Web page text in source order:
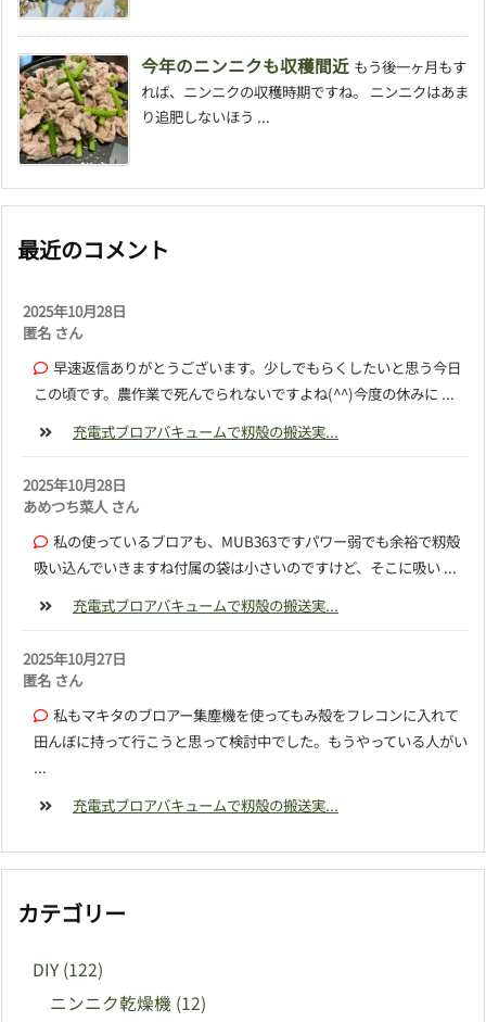
今年のニンニクも収穫間近 もう後一ヶ月もす
れば、ニンニクの収穫時期ですね。 ニンニクはあま
り追肥しないほう ...
最近のコメント
2025年10月28日
匿名 さん
早速返信ありがとうございます。少しでもらくしたいと思う今日
この頃です。農作業で死んでられないですよね(^^)今度の休みに ...
充電式ブロアバキュームで籾殻の搬送実...
2025年10月28日
あめつち菜人 さん
私の使っているブロアも、MUB363ですパワー弱でも余裕で籾殻
吸い込んでいきますね付属の袋は小さいのですけど、そこに吸い ...
充電式ブロアバキュームで籾殻の搬送実...
2025年10月27日
匿名 さん
私もマキタのブロアー集塵機を使ってもみ殻をフレコンに入れて
田んぼに持って行こうと思って検討中でした。もうやっている人がい
...
充電式ブロアバキュームで籾殻の搬送実...
カテゴリー
DIY (122)
ニンニク乾燥機 (12)